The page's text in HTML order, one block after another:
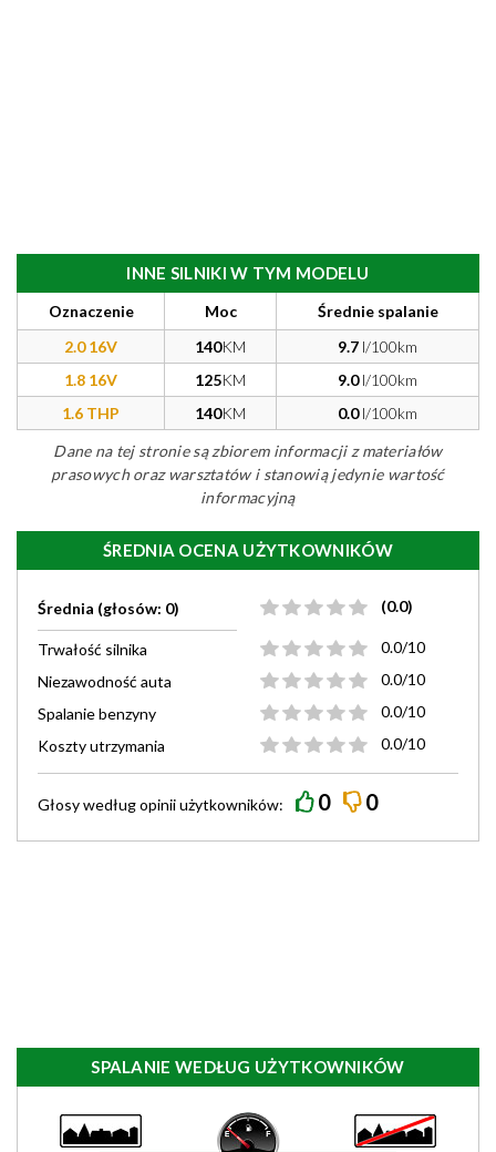
INNE SILNIKI W TYM MODELU
Oznaczenie Moc
Średnie spalanie
2.0 16V
140KM 9.7 l/100km
1.8 16V
125KM 9.0l/100km
1.6 THP
140KM 0.0l/100km
Dane na tej stronie są zbiorem informacji z materiałów
prasowych oraz warsztatów i stanowią jedynie wartość
informacyjną
ŚREDNIA OCENA UŻYTKOWNIKÓW
Średnia (głosów: 0) (0.0)
Trwałość silnika
0.0/10
Niezawodność auta
0.0/10
Spalanie benzyny
0.0/10
Koszty utrzymania
0.0/10
Głosy wedługopiniiużytkowników: 0 0
SPALANIE WEDŁUG UŻYTKOWNIKÓW